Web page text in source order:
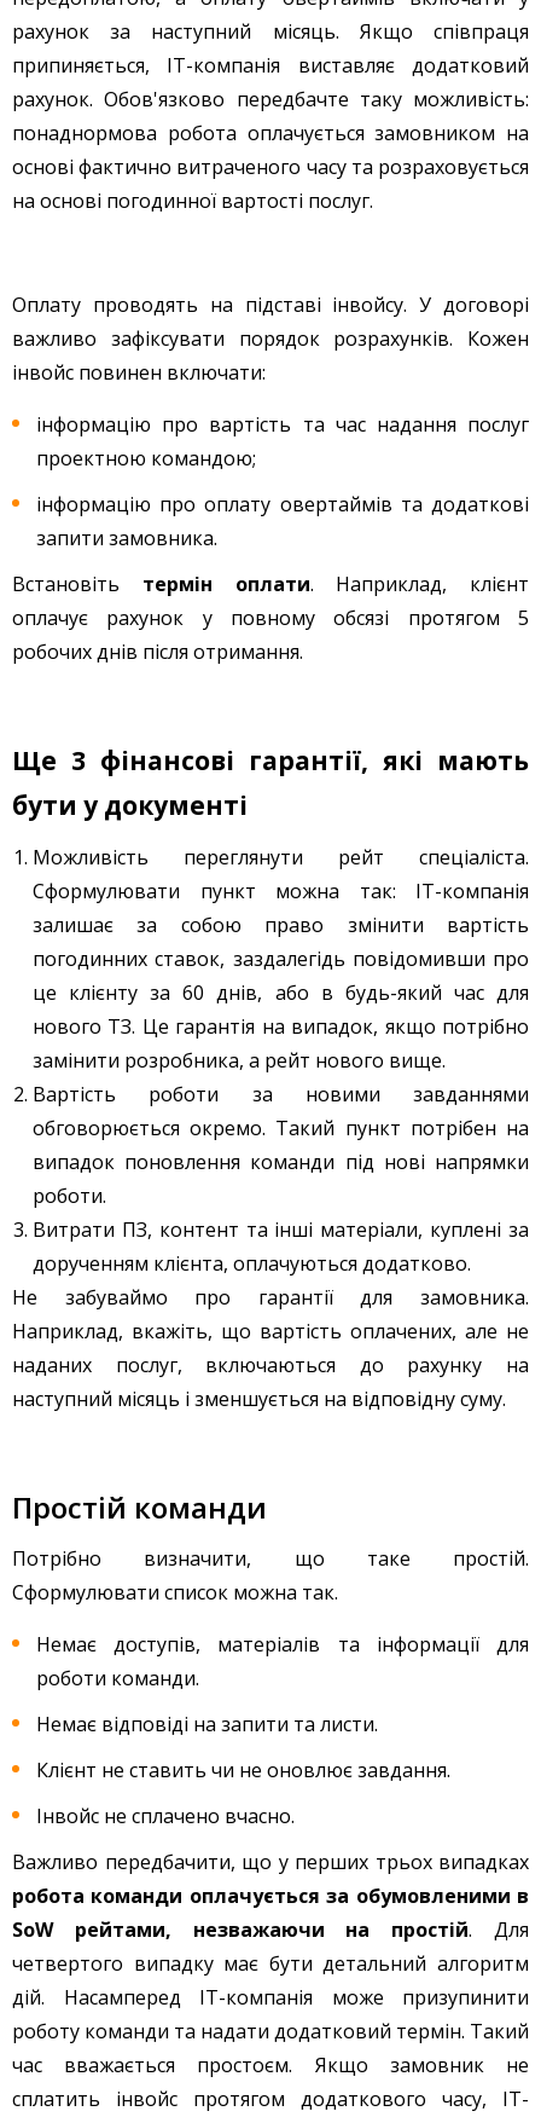
рахунок за наступний місяць. Якщо співпраця
припиняється, IT-компанія виставляє додатковий
рахунок. Обов'язково передбачте таку можливість:
понаднормова робота оплачується замовником на
основі фактично витраченого часу та розраховується
на основі погодинної вартості послуг.
Оплату проводять на підставі інвойсу. У договорі
важливо зафіксувати порядок розрахунків. Кожен
інвойс повинен включати:
інформацію про вартість та час надання послуг
проектною командою;
інформацію про оплату овертаймів та додаткові
запити замовника.
Встановіть термін оплати. Наприклад, клієнт
оплачує рахунок у повному обсязі протягом 5
робочих днів після отримання.
Ще 3 фінансові гарантії, які мають
бути у документі
Можливість переглянути рейт спеціаліста.
Сформулювати пункт можна так: IT-компанія
залишає за собою право змінити вартість
погодинних ставок, заздалегідь повідомивши про
це клієнту за 60 днів, або в будь-який час для
нового ТЗ. Це гарантія на випадок, якщо потрібно
замінити розробника, а рейт нового вище.
Вартість роботи за новими завданнями
обговорюється окремо. Такий пункт потрібен на
випадок поновлення команди під нові напрямки
роботи.
Витрати ПЗ, контент та інші матеріали, куплені за
дорученням клієнта, оплачуються додатково.
Не забуваймо про гарантії для замовника.
Наприклад, вкажіть, що вартість оплачених, але не
наданих послуг, включаються до рахунку на
наступний місяць і зменшується на відповідну суму.
Простій команди
Потрібно визначити, що таке простій.
Сформулювати список можна так.
Немає доступів, матеріалів та інформації для
роботи команди.
Немає відповіді на запити та листи.
Клієнт не ставить чи не оновлює завдання.
Інвойс не сплачено вчасно.
Важливо передбачити, що у перших трьох випадках
робота команди оплачується за обумовленими в
SoW рейтами, незважаючи на простій. Для
четвертого випадку має бути детальний алгоритм
дій. Насамперед IT-компанія може призупинити
роботу команди та надати додатковий термін. Такий
час вважається простоєм. Якщо замовник не
сплатить інвойс протягом додаткового часу, IT-